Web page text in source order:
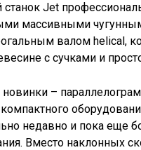
Jet
массивными
валом helical,
с сучками и
новинки –
недавно и пока еще
Вместо наклонных